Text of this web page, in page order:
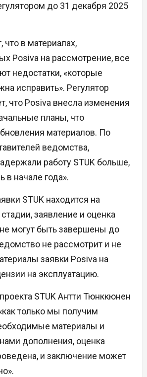
до 31 декабря 2025
что в материалах,
Posiva на рассмотрение, все
недостатки, «которые
исправить». Регулятор
что Posiva внесла изменения
планы, что
материалов. По
ведомства,
работу STUK больше,
в начале года».
STUK находится на
заявление и оценка
могут быть завершены до
не рассмотрит и не
заявки Posiva на
на эксплуатацию.
STUK Антти Тюнккюнен
только мы получим
материалы и
дополнения, оценка
и заключение может